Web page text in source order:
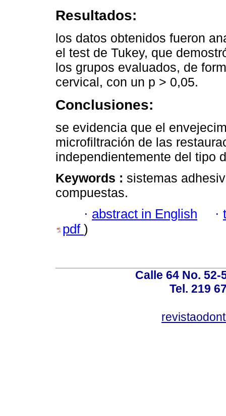
Resultados:
los datos obtenidos fueron
el test de Tukey, que
los grupos evaluados, de
cervical, con un p > 0,05.
Conclusiones:
se evidencia que el
microfiltración de las
independientemente del tipo
Keywords : sistemas
compuestas.
· abstract in English ·
pdf )
Calle 64 No. 52-
Tel. 219